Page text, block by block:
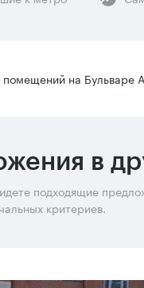
на
в
подходящие
критериев.